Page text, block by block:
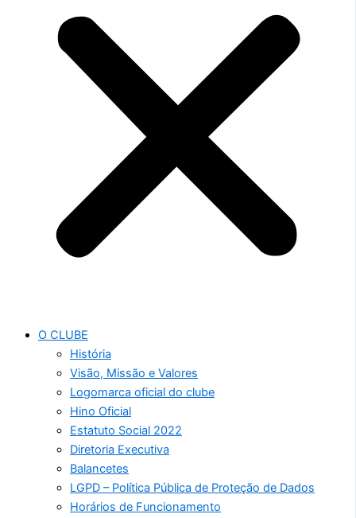
O CLUBE
História
Visão, Missão e Valores
Logomarca oficial do clube
Hino Oficial
Estatuto Social 2022
Diretoria Executiva
Balancetes
LGPD – Política Pública de Proteção de Dados
Horários de Funcionamento